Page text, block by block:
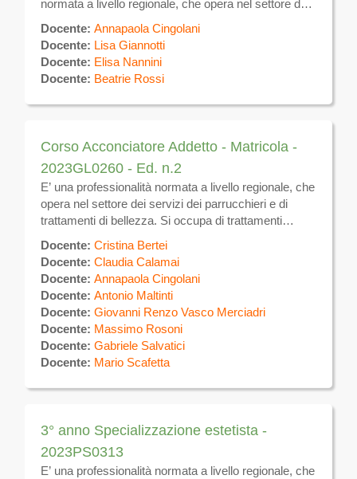
normata a livello regionale, che opera nel settore dei
occupa di trattamenti estetici sulla superficie del
nonché prodotti e tecniche atte a favorire il
estetico.
Docente: Annapaola Cingolani
Docente: Lisa Giannotti
Docente: Elisa Nannini
Docente: Beatrie Rossi
Corso Acconciatore Addetto - Matricola -
2023GL0260 - Ed. n.2
E’ una professionalità normata a livello regionale, che
opera nel settore dei servizi dei parrucchieri e di
trattamenti di bellezza. Si occupa di trattamenti
elettromeccaniche per uso estetico, nonché prodotti
Docente: Cristina Bertei
Docente: Claudia Calamai
Docente: Annapaola Cingolani
Docente: Antonio Maltinti
Docente: Giovanni Renzo Vasco Merciadri
Docente: Massimo Rosoni
Docente: Gabriele Salvatici
Docente: Mario Scafetta
3° anno Specializzazione estetista -
2023PS0313
E’ una professionalità normata a livello regionale, che